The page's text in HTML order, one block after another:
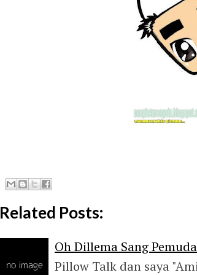
Related Posts:
Oh Dillema Sang Pemuda
Pillow Talk dan saya